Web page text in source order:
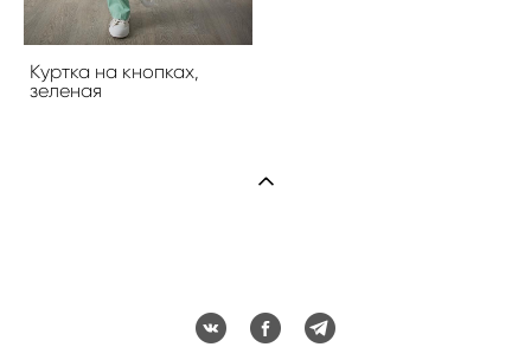
Куртка на кнопках,
зеленая